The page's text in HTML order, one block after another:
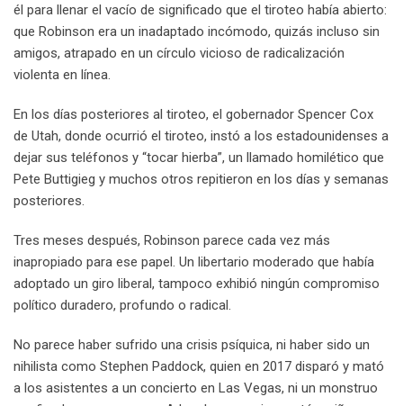
él para llenar el vacío de significado que el tiroteo había abierto:
que Robinson era un inadaptado incómodo, quizás incluso sin
amigos, atrapado en un círculo vicioso de radicalización
violenta en línea.
En los días posteriores al tiroteo, el gobernador Spencer Cox
de Utah, donde ocurrió el tiroteo, instó a los estadounidenses a
dejar sus teléfonos y “tocar hierba”, un llamado homilético que
Pete Buttigieg y muchos otros repitieron en los días y semanas
posteriores.
Tres meses después, Robinson parece cada vez más
inapropiado para ese papel. Un libertario moderado que había
adoptado un giro liberal, tampoco exhibió ningún compromiso
político duradero, profundo o radical.
No parece haber sufrido una crisis psíquica, ni haber sido un
nihilista como Stephen Paddock, quien en 2017 disparó y mató
a los asistentes a un concierto en Las Vegas, ni un monstruo